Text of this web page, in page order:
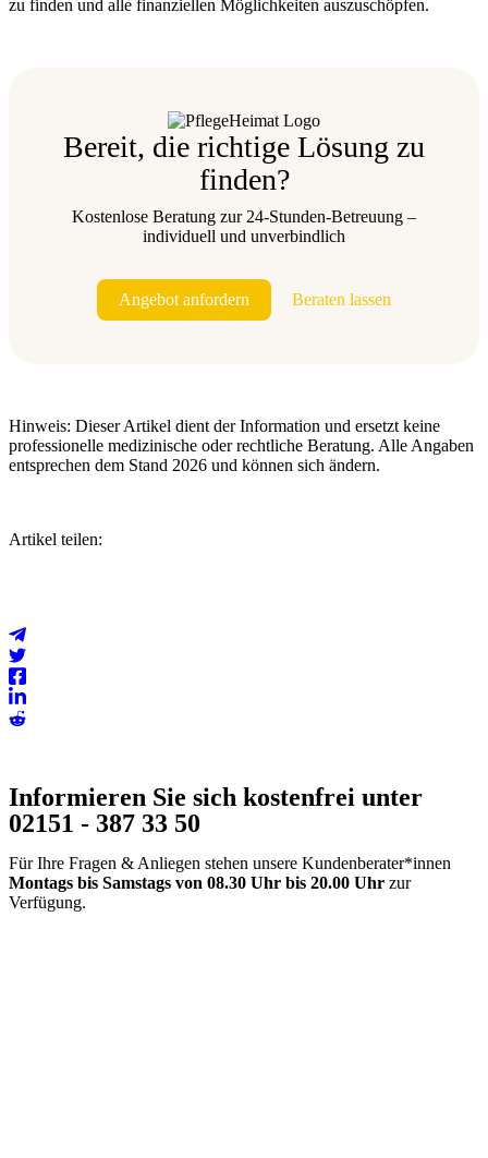
zu finden und alle finanziellen Möglichkeiten auszuschöpfen.
Bereit, die richtige Lösung zu
finden?
Kostenlose Beratung zur 24-Stunden-Betreuung –
individuell und unverbindlich
Angebot anfordern Beraten lassen
Hinweis: Dieser Artikel dient der Information und ersetzt keine
professionelle medizinische oder rechtliche Beratung. Alle Angaben
entsprechen dem Stand 2026 und können sich ändern.
Artikel teilen:
Informieren Sie sich kostenfrei unter
02151 - 387 33 50
Für Ihre Fragen & Anliegen stehen unsere Kundenberater*innen
Montags bis Samstags von 08.30 Uhr bis 20.00 Uhr zur
Verfügung.